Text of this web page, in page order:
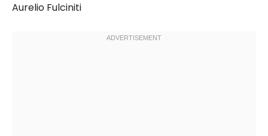
Aurelio Fulciniti